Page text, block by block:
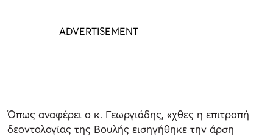
Όπως αναφέρει ο κ. Γεωργιάδης, «χθες η επιτροπή
δεοντολογίας της Βουλής εισηγήθηκε την άρση